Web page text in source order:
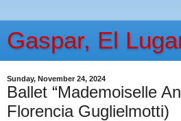
Gaspar, El
Sunday, November 24, 2024
Ballet “Mademoiselle
Florencia Guglielmotti)